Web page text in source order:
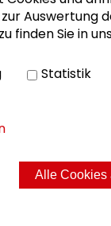
Dialog mit der
im
Sitemap
Auswertung
finden Sie in
Statistik
Alle Cookies